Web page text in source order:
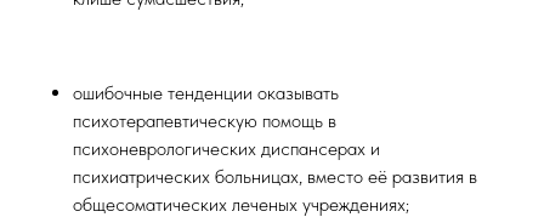
ошибочные тенденции оказывать
психотерапевтическую помощь в
психоневрологических диспансерах и
психиатрических больницах, вместо её развития в
общесоматических леченых учреждениях;